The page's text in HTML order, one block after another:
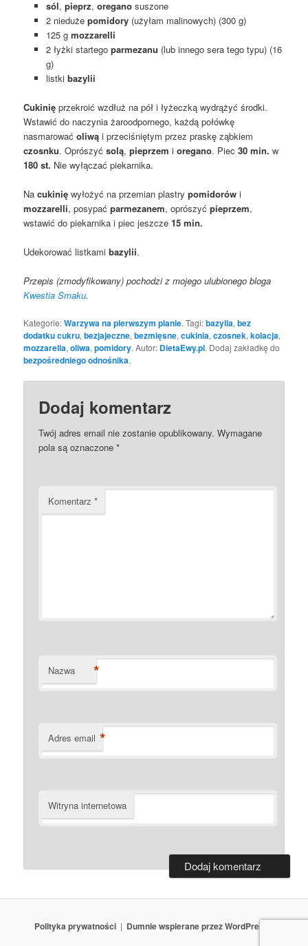
sól, pieprz, oreganosuszone
2 nieduże pomidory(użyłam malinowych) (300 g)
125 g mozzarelli
2 łyżki startego parmezanu (lub innego sera tego typu) (16
g)
listki bazylii
Cukinię przekroić wzdłuż na pół i łyżeczką wydrążyć środki.
Wstawić do naczynia żaroodpornego, każdą połówkę
nasmarowaćoliwą i przeciśniętym przez praskę ząbkiem
czosnku. Oprószyćsolą, pieprzemioregano. Piec30 min. w
180 st. Nie wyłączać piekarnika.
Nacukinię wyłożyć na przemian plastrypomidorów i
mozzarelli, posypaćparmezanem, oprószyćpieprzem,
wstawić do piekarnika i piec jeszcze15 min.
Udekorować listkamibazylii.
Przepis (zmodyfikowany) pochodzi z mojego ulubionego bloga
Kwestia Smaku.
Kategorie:Warzywa na pierwszym planie. Tagi:bazylia,bez
dodatku cukru,bezjajeczne,bezmięsne,cukinia,czosnek,kolacja,
mozzarella,oliwa,pomidory. Autor: DietaEwy.pl. Dodaj zakładkę do
bezpośredniego odnośnika.
Dodaj komentarz
Twój adres email nie zostanie opublikowany. Wymagane
pola są oznaczone*
Komentarz*
Nazwa *
Adres email *
Witryna internetowa
Polityka prywatności Dumnie wspierane przez WordPressa